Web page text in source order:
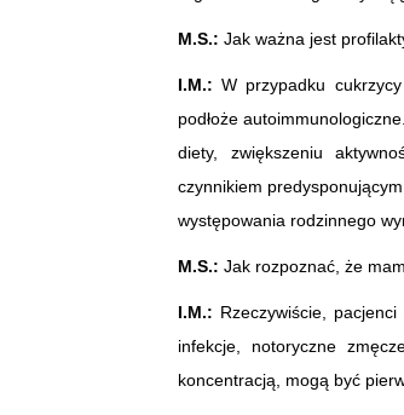
M.S.: Jak ważna jest
I.M.: W przypadku
podłoże
diety, zwiększeniu
czynnikiem
występowania rodzinnego
M.S.: Jak rozpoznać, że
I.M.: Rzeczywiście,
infekcje, notoryczne
koncentracją, mogą być